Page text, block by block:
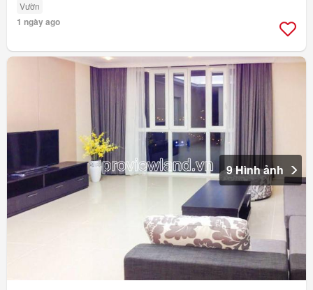
Vườn
1 ngày ago
9 Hình ảnh